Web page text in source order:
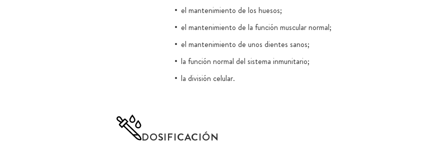
el mantenimiento de los huesos;
el mantenimiento de la función muscular normal;
el mantenimiento de unos dientes sanos;
la función normal del sistema inmunitario;
la división celular.
DOSIFICACIÓN